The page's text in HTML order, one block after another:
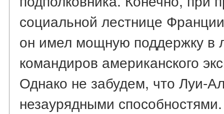
социальной лестнице
он имел мощную поддержку в
командиров американского
Однако не забудем, что Луи-
незаурядными способностями.